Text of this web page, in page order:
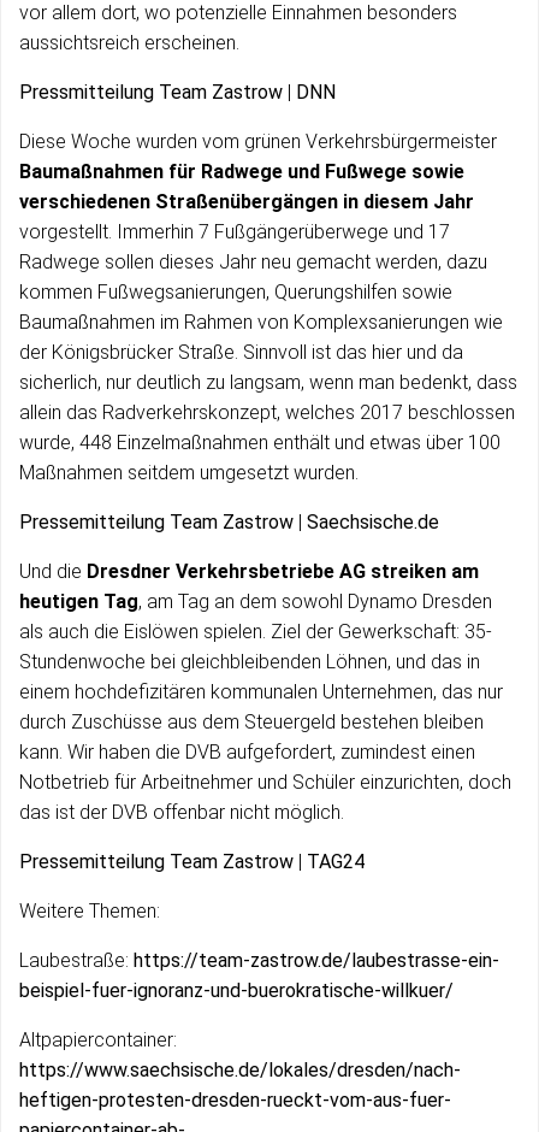
vor allem dort, wo potenzielle Einnahmen besonders
aussichtsreich erscheinen.
Pressmitteilung Team Zastrow | DNN
Diese Woche wurden vom grünen Verkehrsbürgermeister
Baumaßnahmen für Radwege und Fußwege sowie
verschiedenen Straßenübergängen in diesem Jahr
vorgestellt. Immerhin 7 Fußgängerüberwege und 17
Radwege sollen dieses Jahr neu gemacht werden, dazu
kommen Fußwegsanierungen, Querungshilfen sowie
Baumaßnahmen im Rahmen von Komplexsanierungen wie
der Königsbrücker Straße. Sinnvoll ist das hier und da
sicherlich, nur deutlich zu langsam, wenn man bedenkt, dass
allein das Radverkehrskonzept, welches 2017 beschlossen
wurde, 448 Einzelmaßnahmen enthält und etwas über 100
Maßnahmen seitdem umgesetzt wurden.
Pressemitteilung Team Zastrow | Saechsische.de
Und die Dresdner Verkehrsbetriebe AG streiken am
heutigen Tag, am Tag an dem sowohl Dynamo Dresden
als auch die Eislöwen spielen. Ziel der Gewerkschaft: 35-
Stundenwoche bei gleichbleibenden Löhnen, und das in
einem hochdefizitären kommunalen Unternehmen, das nur
durch Zuschüsse aus dem Steuergeld bestehen bleiben
kann. Wir haben die DVB aufgefordert, zumindest einen
Notbetrieb für Arbeitnehmer und Schüler einzurichten, doch
das ist der DVB offenbar nicht möglich.
Pressemitteilung Team Zastrow | TAG24
Weitere Themen:
Laubestraße: https://team-zastrow.de/laubestrasse-ein-
beispiel-fuer-ignoranz-und-buerokratische-willkuer/
Altpapiercontainer:
https://www.saechsische.de/lokales/dresden/nach-
heftigen-protesten-dresden-rueckt-vom-aus-fuer-